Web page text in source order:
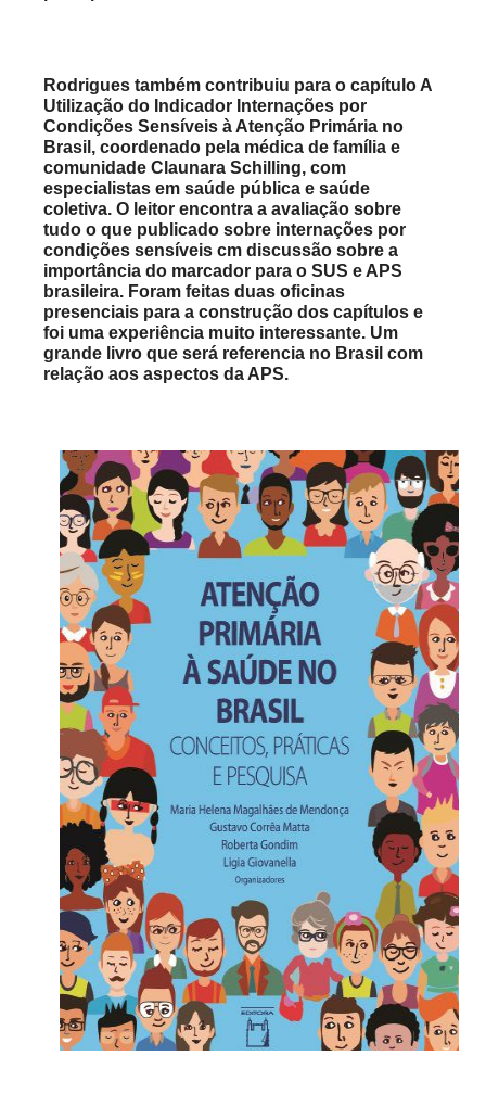
Rodrigues também contribuiu para o capítulo A
Utilização do Indicador Internações por
Condições Sensíveis à Atenção Primária no
Brasil, coordenado pela médica de família e
comunidade Claunara Schilling, com
especialistas em saúde pública e saúde
coletiva. O leitor encontra a avaliação sobre
tudo o que publicado sobre internações por
condições sensíveis cm discussão sobre a
importância do marcador para o SUS e APS
brasileira. Foram feitas duas oficinas
presenciais para a construção dos capítulos e
foi uma experiência muito interessante. Um
grande livro que será referencia no Brasil com
relação aos aspectos da APS.